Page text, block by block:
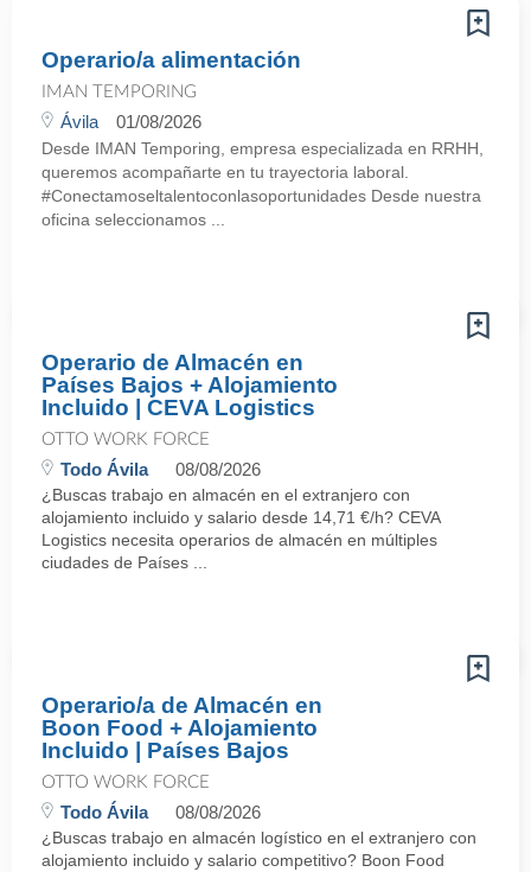
Operario/a alimentación
IMAN TEMPORING
Ávila 01/08/2026
Desde IMAN Temporing, empresa especializada en RRHH,
queremos acompañarte en tu trayectoria laboral.
#Conectamoseltalentoconlasoportunidades Desde nuestra
oficina seleccionamos ...
Operario de Almacén en
Países Bajos + Alojamiento
Incluido | CEVA Logistics
OTTO WORK FORCE
Todo Ávila 08/08/2026
¿Buscas trabajo en almacén en el extranjero con
alojamiento incluido y salario desde 14,71 €/h? CEVA
Logistics necesita operarios de almacén en múltiples
ciudades de Países ...
Operario/a de Almacén en
Boon Food + Alojamiento
Incluido | Países Bajos
OTTO WORK FORCE
Todo Ávila 08/08/2026
¿Buscas trabajo en almacén logístico en el extranjero con
alojamiento incluido y salario competitivo? Boon Food